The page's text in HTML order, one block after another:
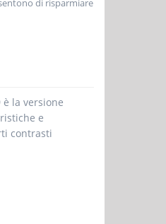
di risparmiare
la versione
e
contrasti